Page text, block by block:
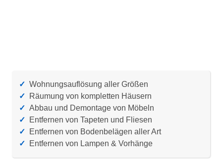
✓ Wohnungsauflösung aller Größen
✓
Räumung von kompletten Häusern
✓ Abbau und Demontage von Möbeln
✓
Entfernen von Tapeten und Fliesen
✓
Entfernen von Bodenbelägen aller Art
✓
Entfernen von Lampen & Vorhänge